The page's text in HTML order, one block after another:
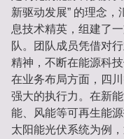
新驱动发展” 的理念
息技术精英，组建了
队。团队成员凭借对
精神，不断在能源科
在业务布局方面，四
强大的执行力。在新
能、风能等可再生能
太阳能光伏系统为例